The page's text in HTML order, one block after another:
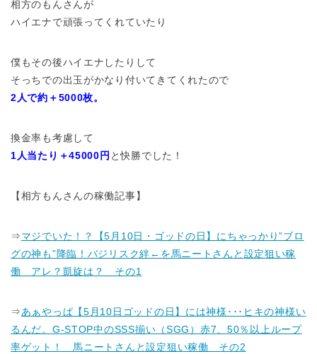
相方のもんさんが
ハイエナで頑張ってくれていたり
僕もその後ハイエナしたりして
そっちでの出玉がかなり付いてきてくれたので
2人で約＋5000枚。
換金率も考慮して
1人当たり＋45000円 と快勝でした！
【相方もんさんの稼働記事】
⇒マジでいた！？【5月10日・ゴッドの日】にちゃっかり”ブロ
グの神も”降臨！バジリスク絆←を馬ニートさんと設定狙い稼
働 アレ？凱旋は？ その1
⇒あぁやっぱ【5月10日ゴッドの日】には神様･･･ヒキの神様い
るんだ。G-STOP中のSSS揃い（SGG）赤7、50％以上ループ
率ゲット！ 馬ニートさんと設定狙い稼働 その2